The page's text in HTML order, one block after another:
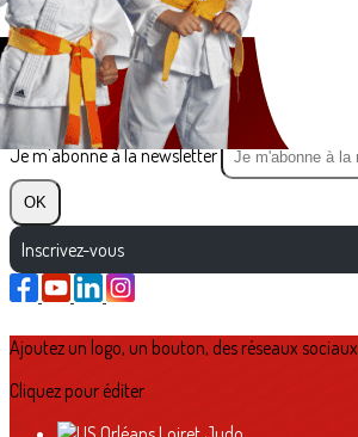
Cliquez pour éditer
Texte, bouton et/ou inscription à la newsletter
Cliquez pour éditer
Je m'abonne à la newsletter
OK
Inscrivez-vous
Ajoutez un logo, un bouton, des réseaux sociaux
Cliquez pour éditer